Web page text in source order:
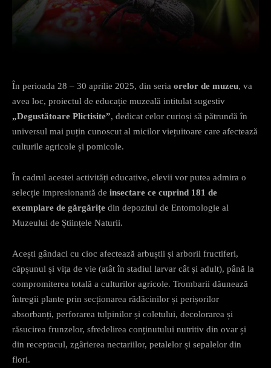
În perioada 28 – 30 aprilie 2025, din seria orelor de muzeu, va
avea loc, proiectul de educație muzeală intitulat sugestiv
„Degustătoare Plictisite”, dedicat celor curioși să pătrundă în
universul mai puțin cunoscut al micilor viețuitoare care afectează
culturile agricole și pomicole.
În cadrul acestei activități educative, elevii vor putea admira o
selecție impresionantă de insectare ce cuprind 181 de
exemplare de gărgărițe din depozitul de Entomologie al
Muzeului de Științele Naturii.
Acești gândaci cu cioc afectează arbuștii și arborii fructiferi,
căpșunul și vița de vie (atât în stadiul larvar cât și adult), până la
compromiterea totală a culturilor agricole. Trombarii dăunează
întregii plante prin secționarea rădăcinilor și perișorilor
absorbanți, perforarea tulpinilor și coletului, decolorarea și
răsucirea frunzelor, sfredelirea conținutului nutritiv din ovar și
din receptacul, zgârierea nectariilor, petalelor și sepalelor din
flori.